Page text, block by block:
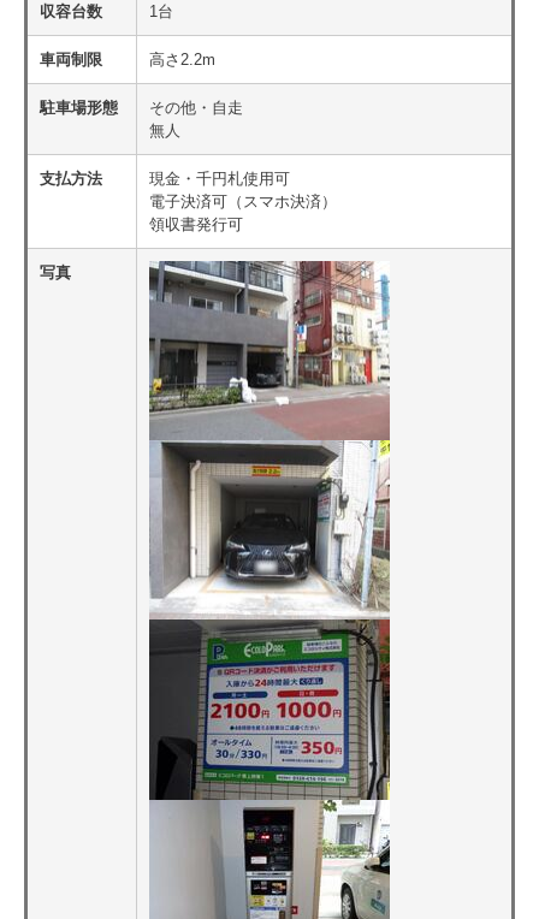
収容台数 1台
車両制限 高さ2.2m
駐車場形態
その他・自走
無人
支払方法
現金・千円札使用可
電子決済可（スマホ決済）
領収書発行可
写真